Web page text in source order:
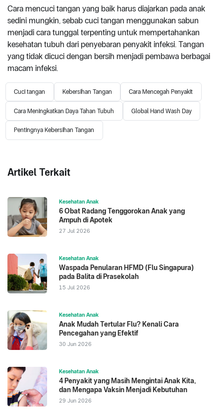
Cara mencuci tangan yang baik harus diajarkan pada anak
sedini mungkin, sebab cuci tangan menggunakan sabun
menjadi cara tunggal terpenting untuk mempertahankan
kesehatan tubuh dari penyebaran penyakit infeksi. Tangan
yang tidak dicuci dengan bersih menjadi pembawa berbagai
macam infeksi.
Cuci tangan Kebersihan Tangan Cara Mencegah Penyakit
Cara Meningkatkan Daya Tahan Tubuh Global Hand Wash Day
Pentingnya Kebersihan Tangan
Artikel Terkait
Kesehatan Anak
6 Obat Radang Tenggorokan Anak yang
Ampuh di Apotek
27 Jul 2026
Kesehatan Anak
Waspada Penularan HFMD (Flu Singapura)
pada Balita di Prasekolah
15 Jul 2026
Kesehatan Anak
Anak Mudah Tertular Flu? Kenali Cara
Pencegahan yang Efektif
30 Jun 2026
Kesehatan Anak
4 Penyakit yang Masih Mengintai Anak Kita,
dan Mengapa Vaksin Menjadi Kebutuhan
29 Jun 2026